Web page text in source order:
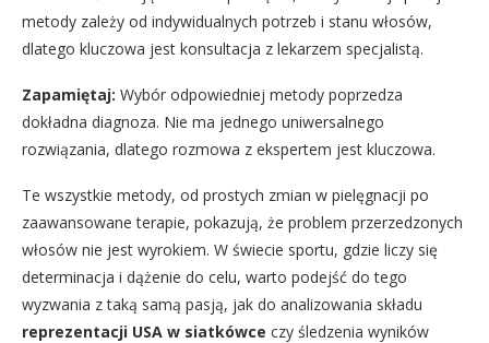
metody zależy od indywidualnych potrzeb i stanu włosów,
dlatego kluczowa jest konsultacja z lekarzem specjalistą.
Zapamiętaj: Wybór odpowiedniej metody poprzedza
dokładna diagnoza. Nie ma jednego uniwersalnego
rozwiązania, dlatego rozmowa z ekspertem jest kluczowa.
Te wszystkie metody, od prostych zmian w pielęgnacji po
zaawansowane terapie, pokazują, że problem przerzedzonych
włosów nie jest wyrokiem. W świecie sportu, gdzie liczy się
determinacja i dążenie do celu, warto podejść do tego
wyzwania z taką samą pasją, jak do analizowania składu
reprezentacji USA w siatkówce czy śledzenia wyników